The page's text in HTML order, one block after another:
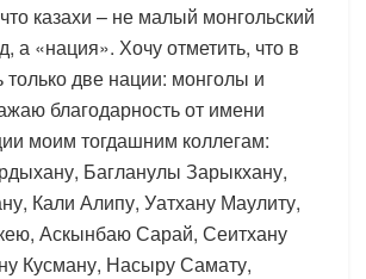
казахи – не малый монгольский
а «нация». Хочу отметить, что в
только две нации: монголы и
благодарность от имени
моим тогдашним коллегам:
Багланулы Зарыкхану,
Кали Алипу, Уатхану Маулиту,
Аскынбаю Сарай, Сеитхану
Кусману, Насыру Самату,